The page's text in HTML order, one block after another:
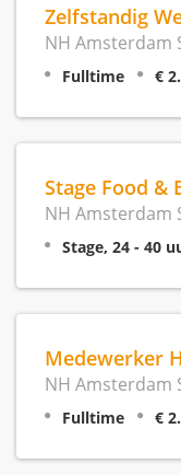
Zelfstandig
NH
Fulltime €
Stage Food &
NH
Stage, 24 - 40
Medewerker
NH
Fulltime €